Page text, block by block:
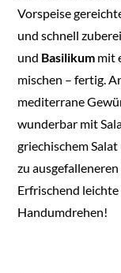
Vorspeise
und schnell
und Basilikum mit
mischen – fertig.
mediterrane
wunderbar mit
griechischem
zu
Erfrischend leichte
Handumdrehen!